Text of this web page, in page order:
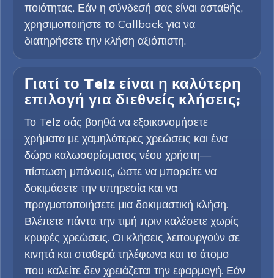
ποιότητας. Εάν η σύνδεσή σας είναι ασταθής,
χρησιμοποιήστε το Callback για να
διατηρήσετε την κλήση αξιόπιστη.
Γιατί το Telz είναι η καλύτερη
επιλογή για διεθνείς κλήσεις;
Το Telz σάς βοηθά να εξοικονομήσετε
χρήματα με χαμηλότερες χρεώσεις και ένα
δώρο καλωσορίσματος νέου χρήστη—
πίστωση μπόνους, ώστε να μπορείτε να
δοκιμάσετε την υπηρεσία και να
πραγματοποιήσετε μια δοκιμαστική κλήση.
Βλέπετε πάντα την τιμή πριν καλέσετε χωρίς
κρυφές χρεώσεις. Οι κλήσεις λειτουργούν σε
κινητά και σταθερά τηλέφωνα και το άτομο
που καλείτε δεν χρειάζεται την εφαρμογή. Εάν